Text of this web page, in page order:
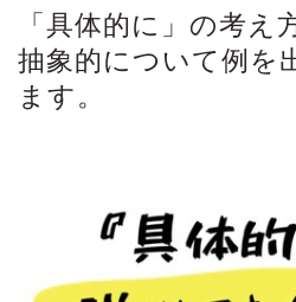
「具体的に」の考え
抽象的について例を
ます。